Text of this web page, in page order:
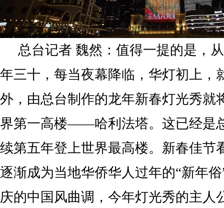
总台记者 魏然：值得一提的是，
年三十，每当夜幕降临，华灯初上，
外，由总台制作的龙年新春灯光秀就
界第一高楼——哈利法塔。这已经是
续第五年登上世界最高楼。新春佳节
逐渐成为当地华侨华人过年的“新年
庆的中国风曲调，今年灯光秀的主